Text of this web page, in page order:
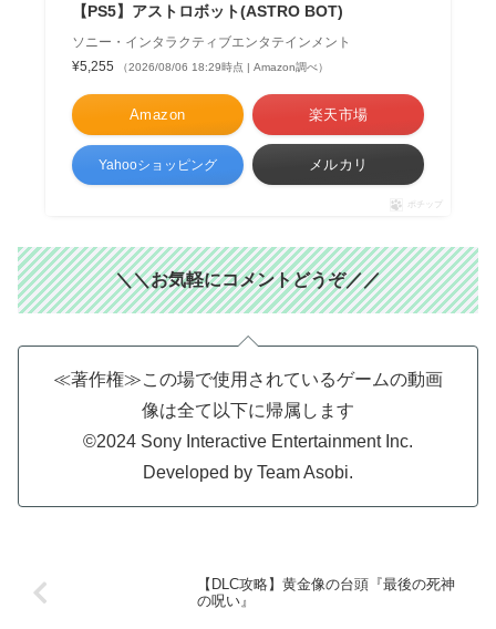
【PS5】アストロボット(ASTRO BOT)
ソニー・インタラクティブエンタテインメント
¥5,255
（2026/08/06 18:29時点 | Amazon調べ）
Amazon 楽天市場
Yahooショッピング メルカリ
ポチップ
＼＼お気軽にコメントどうぞ／／
≪著作権≫この場で使用されているゲームの動画
像は全て以下に帰属します
©2024 Sony Interactive Entertainment Inc.
Developed by Team Asobi.
【DLC攻略】黄金像の台頭『最後の死神
の呪い』